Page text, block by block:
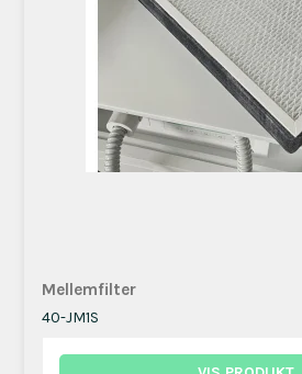
Mellemfilter
40-JM1S